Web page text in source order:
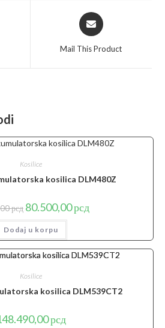
Opens
in
Mail This Product
Kosilice
kosilica DLM480Z
рсд Originalna
cena
je
bila:
84.990,00 рсд.
80.500,00рсдTrenutna
cena
Dodaj u korpu
Kosilice
kosilica DLM539CT2
рсд